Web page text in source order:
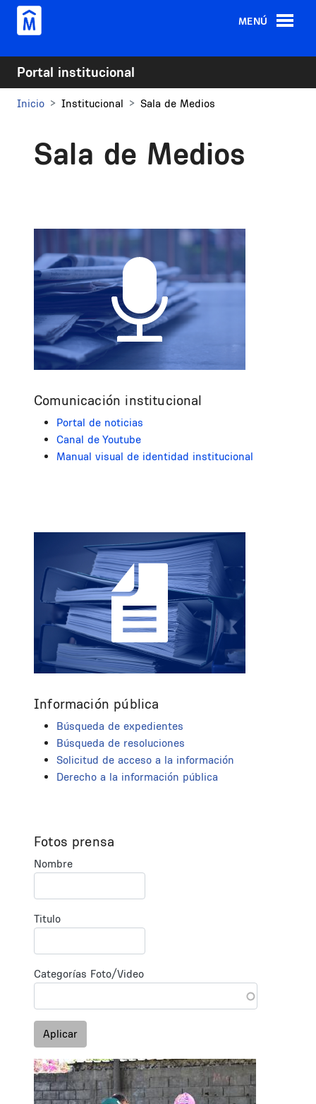
Pasar al contenido principal
MENÚ
Portal institucional
Inicio Institucional Sala de Medios
Sala de Medios
Comunicación institucional
Portal de noticias
Canal de Youtube
Manual visual de identidad institucional
Información pública
Búsqueda de expedientes
Búsqueda de resoluciones
Solicitud de acceso a la información
Derecho a la información pública
Fotos prensa
Nombre
Titulo
Categorías Foto/Video
Aplicar